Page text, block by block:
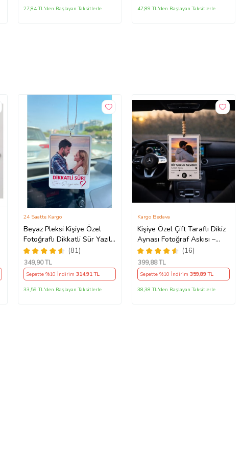
27,84 TL'den Başlayan Taksitlerle 47,89 TL'den Başlayan Taksitlerle
Beyaz Pleksi Kişiye Özel
Fotoğraflı Dikkatli Sür Yazılı
Araba Hediyesi Araba Süsü
Dikiz Aynası Süsü
(81)
24 Saatte Kargo
349,90 TL
Sepette %10 İndirim314,91 TL
33,59 TL'den Başlayan Taksitlerle
Kişiye Özel Çift Taraflı Dikiz
Aynası Fotoğraf Askısı –
Şarkılı Tasarım Araç Süsü
(16)
Kargo Bedava
399,88 TL
Sepette %10 İndirim359,89 TL
38,38 TL'den Başlayan Taksitlerle